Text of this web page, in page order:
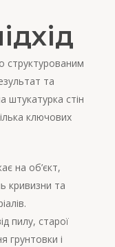
структурованим
та
штукатурка стін
ключових
на об’єкт,
кривизни та
пилу, старої
грунтовки і